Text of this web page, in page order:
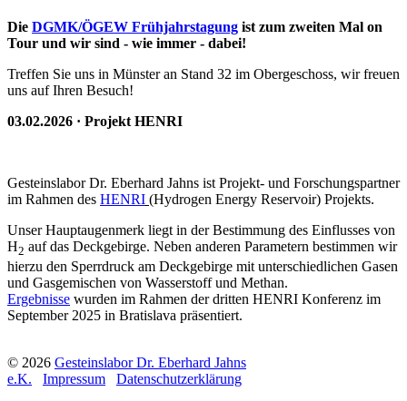
Die DGMK/ÖGEW Frühjahrstagung ist zum zweiten Mal on
Tour und wir sind - wie immer - dabei!
Treffen Sie uns in Münster an Stand 32 im Obergeschoss, wir freuen
uns auf Ihren Besuch!
03.02.2026 · Projekt HENRI
Gesteinslabor Dr. Eberhard Jahns ist Projekt- und Forschungspartner
im Rahmen des HENRI (Hydrogen Energy Reservoir) Projekts.
Unser Hauptaugenmerk liegt in der Bestimmung des Einflusses von
H2 auf das Deckgebirge. Neben anderen Parametern bestimmen wir
hierzu den Sperrdruck am Deckgebirge mit unterschiedlichen Gasen
und Gasgemischen von Wasserstoff und Methan.
Ergebnisse wurden im Rahmen der dritten HENRI Konferenz im
September 2025 in Bratislava präsentiert.
© 2026 Gesteinslabor Dr. Eberhard Jahns
e.K.
Impressum
Datenschutzerklärung